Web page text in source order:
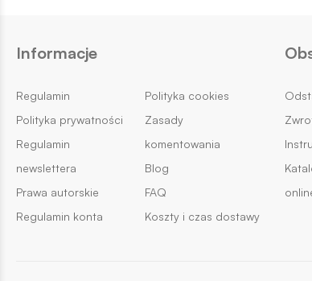
Informacje
Regulamin
Polityka prywatności
Regulamin
newslettera
Prawa autorskie
Regulamin konta
Polityka cookies
Zasady
komentowania
Blog
FAQ
Koszty i czas dostawy